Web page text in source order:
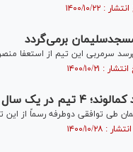
برمی‌گردد
سرمربی این تیم از استعفا
تیم در یک سال
طی توافقی دوطرفه رسماً از این